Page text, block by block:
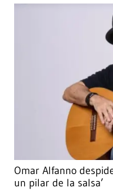
Omar Alfanno
un pilar de la salsa’